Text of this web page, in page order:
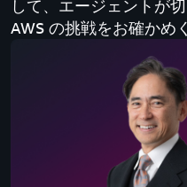
して、エージェントが
AWS の挑戦をお確かめ